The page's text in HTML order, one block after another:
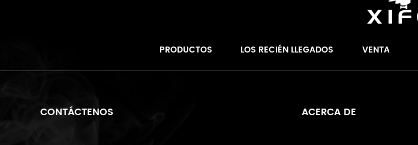
PRODUCTOS LOS RECIÉN LLEGADOS VENTA
CONTÁCTENOS ACERCA DE